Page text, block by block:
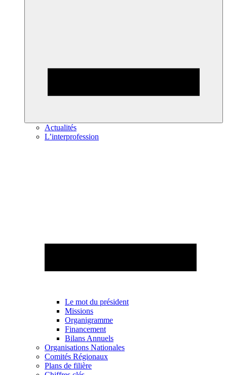
Actualités
L’interprofession
Le mot du président
Missions
Organigramme
Financement
Bilans Annuels
Organisations Nationales
Comités Régionaux
Plans de filière